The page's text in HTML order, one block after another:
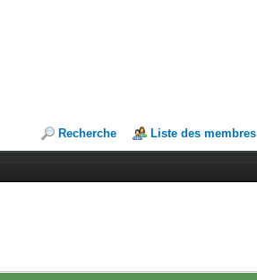
Recherche Liste des membres